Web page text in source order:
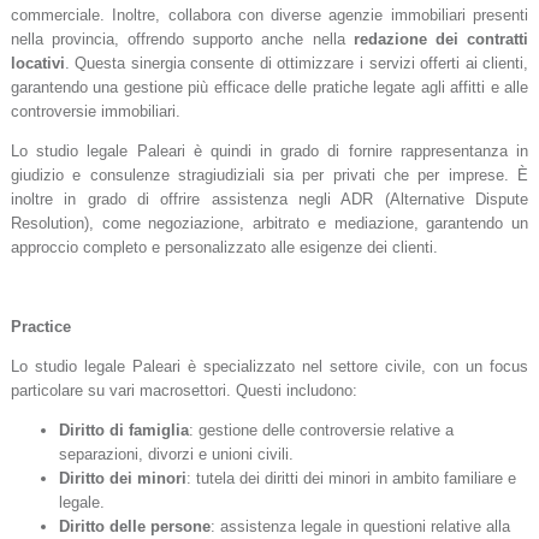
commerciale. Inoltre, collabora con diverse agenzie immobiliari presenti
nella provincia, offrendo supporto anche nella redazione dei contratti
locativi. Questa sinergia consente di ottimizzare i servizi offerti ai clienti,
garantendo una gestione più efficace delle pratiche legate agli affitti e alle
controversie immobiliari.
Lo studio legale Paleari è quindi in grado di fornire rappresentanza in
giudizio e consulenze stragiudiziali sia per privati che per imprese. È
inoltre in grado di offrire assistenza negli ADR (Alternative Dispute
Resolution), come negoziazione, arbitrato e mediazione, garantendo un
approccio completo e personalizzato alle esigenze dei clienti.
Practice
Lo studio legale Paleari è specializzato nel settore civile, con un focus
particolare su vari macrosettori. Questi includono:
Diritto di famiglia: gestione delle controversie relative a
separazioni, divorzi e unioni civili.
Diritto dei minori: tutela dei diritti dei minori in ambito familiare e
legale.
Diritto delle persone: assistenza legale in questioni relative alla